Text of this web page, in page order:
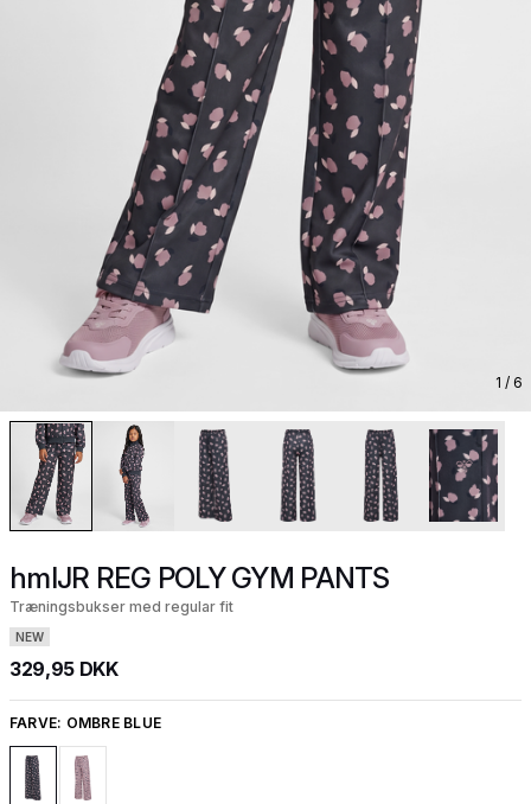
1 / 6
hmlJR REG POLY GYM PANTS
Træningsbukser med regular fit
NEW
329,95 DKK
FARVE: OMBRE BLUE